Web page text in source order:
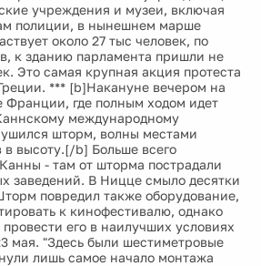
учреждения и музеи, включая
полиции, в нынешнем марше
около 27 тыс человек, по
к зданию парламента пришли не
Это самая крупная акция протеста
*** [b]Накануне вечером на
Франции, где полным ходом идет
международному
шторм, волны местами
в высоту.[/b] Больше всего
- там от шторма пострадали
заведений. В Ницце смыло десятки
повредил также оборудование,
к кинофестивалю, однако
его в наилучших условиях
мая. "Здесь были шестиметровые
лишь самое начало монтажа